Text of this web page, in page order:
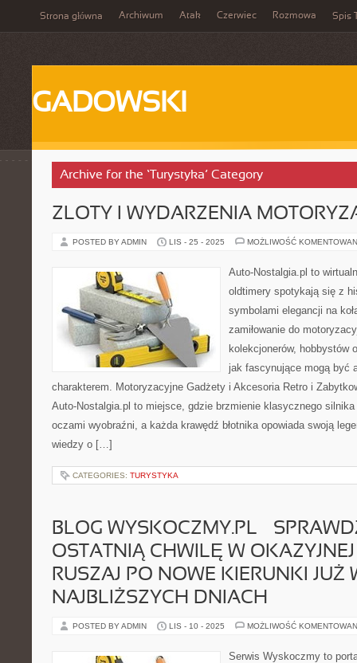
Strona główna Archiwum Atak Czerwiec Rozmowa Spis
GADOWSKI
Archive for the ‘Turystyka’ Category
ZLOTY I WYDARZENIA
POSTED BY ADMIN LIS - 25 - 2025 MOŻLIWOŚĆ
Auto-Nostalgia.pl to
oldtimery spotykają się z
symbolami elegancji na
zamiłowanie do
kolekcjonerów, hobbystów
jak fascynujące mogą być
charakterem. Motoryzacyjne Gadżety i Akcesoria Retro i
Auto-Nostalgia.pl to miejsce, gdzie brzmienie klasycznego
oczami wyobraźni, a każda krawędź błotnika opowiada swoją
wiedzy o […]
CATEGORIES: TURYSTYKA
BLOG WYSKOCZMY.PL –
OSTATNIĄ CHWILĘ W OKAZYJNEJ
RUSZAJ PO NOWE KIERUNKI JUŻ
NAJBLIŻSZYCH DNIACH
POSTED BY ADMIN LIS - 10 - 2025 MOŻLIWOŚĆ
Serwis Wyskoczmy to